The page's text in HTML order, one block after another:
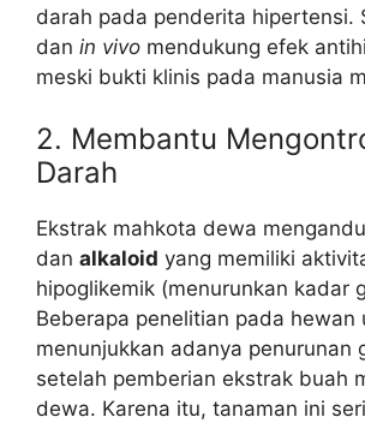
darah pada penderita hipertensi.
dan in vivo mendukung efek
meski bukti klinis pada manusia
2. Membantu
Darah
Ekstrak mahkota dewa
dan alkaloid yang memiliki
hipoglikemik (menurunkan kadar
Beberapa penelitian pada hewan
menunjukkan adanya penurunan
setelah pemberian ekstrak buah
dewa. Karena itu, tanaman ini